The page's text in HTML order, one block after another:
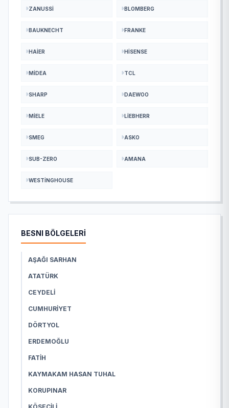
ZANUSSI BLOMBERG
BAUKNECHT FRANKE
HAIER HISENSE
MIDEA TCL
SHARP DAEWOO
MIELE LIEBHERR
SMEG ASKO
SUB-ZERO AMANA
WESTINGHOUSE
BESNI BÖLGELERİ
AŞAĞI SARHAN
ATATÜRK
CEYDELI
CUMHURIYET
DÖRTYOL
ERDEMOĞLU
FATIH
KAYMAKAM HASAN TUHAL
KORUPINAR